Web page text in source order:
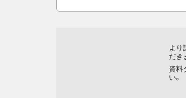
より
だき
資料
い。